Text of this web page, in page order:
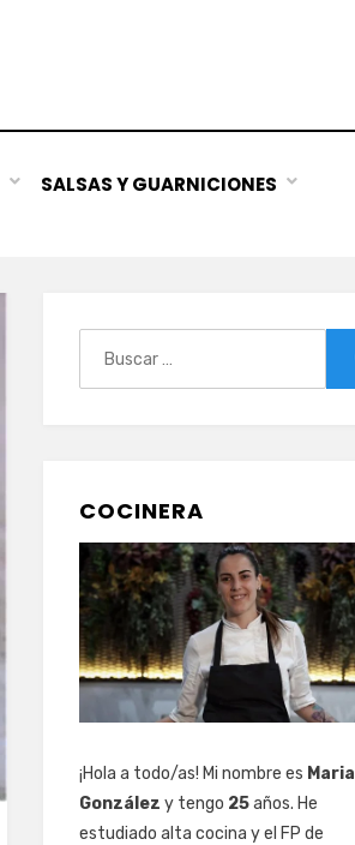
SALSAS Y GUARNICIONES
COCINERA
¡Hola a todo/as! Mi nombre es Maria
González y tengo 25años. He
estudiado alta cocina y el FP de